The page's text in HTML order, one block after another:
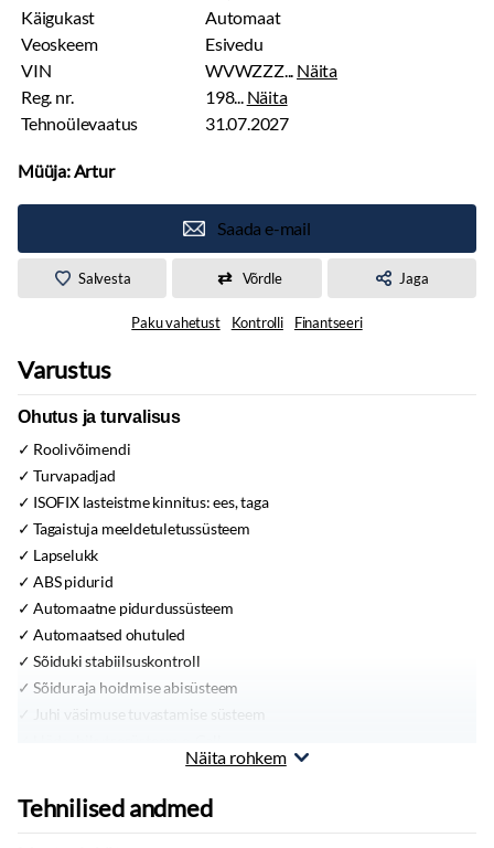
Käigukast
Automaat
Veoskeem
Esivedu
VIN
WVWZZZ... Näita
Reg. nr.
198... Näita
Tehnoülevaatus
31.07.2027
Müüja: Artur
Saada e-mail
Salvesta Võrdle Jaga
Paku vahetust Kontrolli Finantseeri
Varustus
Ohutus ja turvalisus
Roolivõimendi
Turvapadjad
ISOFIX lasteistme kinnitus:ees, taga
Tagaistuja meeldetuletussüsteem
Lapselukk
ABS pidurid
Automaatne pidurdussüsteem
Automaatsed ohutuled
Sõiduki stabiilsuskontroll
Sõiduraja hoidmise abisüsteem
Juhi väsimuse tuvastamise süsteem
Elektrooniline seisupidur
Pidurid:jahutusega, värvitud pidurisadulad
Näita rohkem
Tehnilised andmed